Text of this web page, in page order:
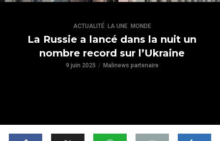
ACTUALITÉ, LA UNE, MONDE
La Russie a lancé dans la nuit un
nombre record sur l’Ukraine
9 juin 2025 Malinews partenaire